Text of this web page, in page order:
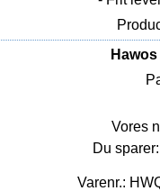
Vores
Du
Varenr.: